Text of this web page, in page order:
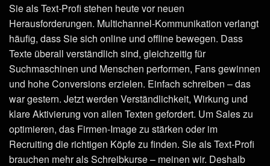
Sie als Text-Profi stehen heute vor neuen
Herausforderungen. Multichannel-Kommunikation verlangt
häufig, dass Sie sich online und offline bewegen. Dass
Texte überall verständlich sind, gleichzeitig für
Suchmaschinen und Menschen performen, Fans gewinnen
und hohe Conversions erzielen. Einfach schreiben – das
war gestern. Jetzt werden Verständlichkeit, Wirkung und
klare Aktivierung von allen Texten gefordert. Um Sales zu
optimieren, das Firmen-Image zu stärken oder im
Recruiting die richtigen Köpfe zu finden. Sie als Text-Profi
brauchen mehr als Schreibkurse – meinen wir. Deshalb